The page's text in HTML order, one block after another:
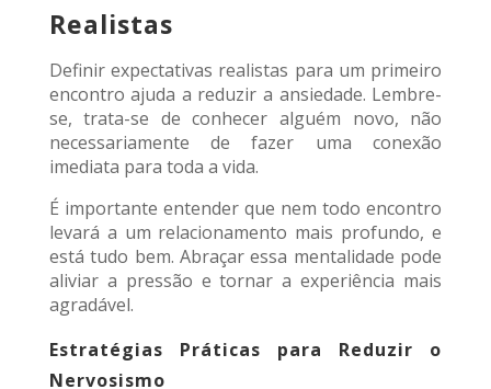
Realistas
Definir expectativas realistas para um primeiro
encontro ajuda a reduzir a ansiedade. Lembre-
se, trata-se de conhecer alguém novo, não
necessariamente de fazer uma conexão
imediata para toda a vida.
É importante entender que nem todo encontro
levará a um relacionamento mais profundo, e
está tudo bem. Abraçar essa mentalidade pode
aliviar a pressão e tornar a experiência mais
agradável.
Estratégias Práticas para Reduzir o
Nervosismo